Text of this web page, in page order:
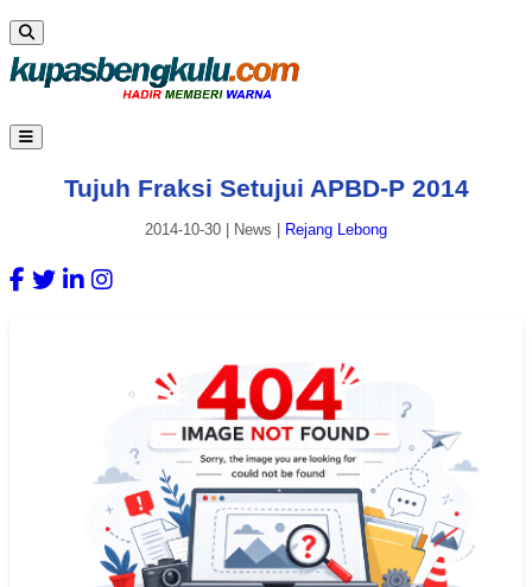
Tujuh Fraksi Setujui APBD-P 2014
2014-10-30 News Rejang Lebong